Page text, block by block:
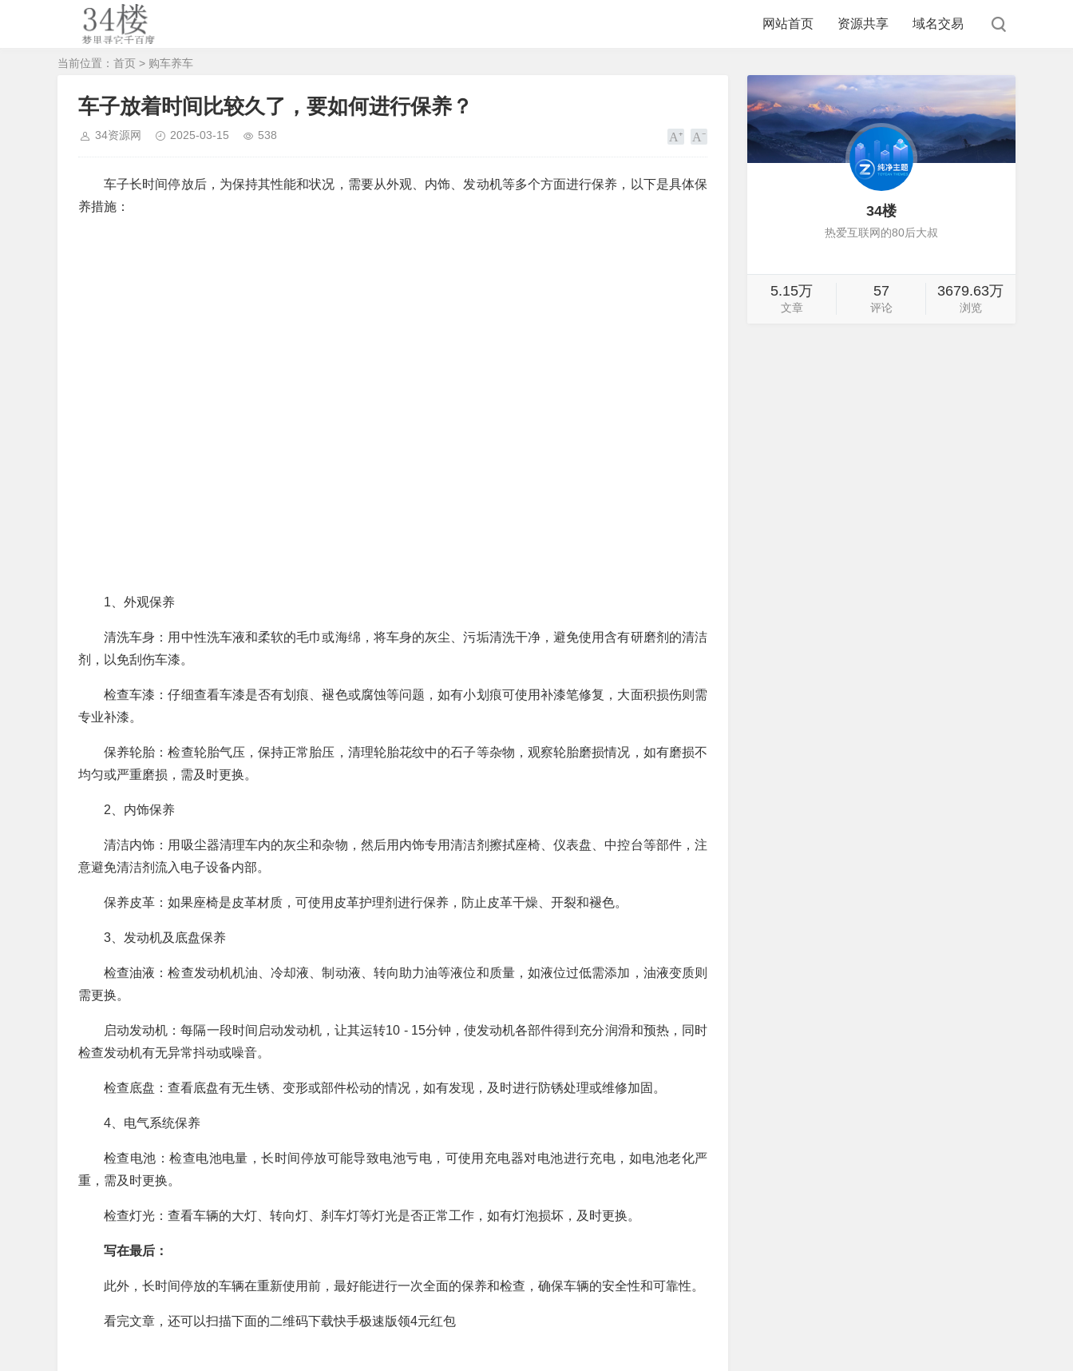
网站首页 资源共享 域名交易
当前位置： 首页 > 购车养车
车子放着时间比较久了，要如何进行保养？
34资源网 2025-03-15 538
车子长时间停放后，为保持其性能和状况，需要从外观、内饰、发动机等多个方面进行保养，以下是具体保
养措施：
1、外观保养
清洗车身：用中性洗车液和柔软的毛巾或海绵，将车身的灰尘、污垢清洗干净，避免使用含有研磨剂的清洁
剂，以免刮伤车漆。
检查车漆：仔细查看车漆是否有划痕、褪色或腐蚀等问题，如有小划痕可使用补漆笔修复，大面积损伤则需
专业补漆。
保养轮胎：检查轮胎气压，保持正常胎压，清理轮胎花纹中的石子等杂物，观察轮胎磨损情况，如有磨损不
均匀或严重磨损，需及时更换。
2、内饰保养
清洁内饰：用吸尘器清理车内的灰尘和杂物，然后用内饰专用清洁剂擦拭座椅、仪表盘、中控台等部件，注
意避免清洁剂流入电子设备内部。
保养皮革：如果座椅是皮革材质，可使用皮革护理剂进行保养，防止皮革干燥、开裂和褪色。
3、发动机及底盘保养
检查油液：检查发动机机油、冷却液、制动液、转向助力油等液位和质量，如液位过低需添加，油液变质则
需更换。
启动发动机：每隔一段时间启动发动机，让其运转10 - 15分钟，使发动机各部件得到充分润滑和预热，同时
检查发动机有无异常抖动或噪音。
检查底盘：查看底盘有无生锈、变形或部件松动的情况，如有发现，及时进行防锈处理或维修加固。
4、电气系统保养
检查电池：检查电池电量，长时间停放可能导致电池亏电，可使用充电器对电池进行充电，如电池老化严
重，需及时更换。
检查灯光：查看车辆的大灯、转向灯、刹车灯等灯光是否正常工作，如有灯泡损坏，及时更换。
写在最后：
此外，长时间停放的车辆在重新使用前，最好能进行一次全面的保养和检查，确保车辆的安全性和可靠性。
看完文章，还可以扫描下面的二维码下载快手极速版领4元红包
34楼
热爱互联网的80后大叔
5.15万
文章
57
评论
3679.63万
浏览